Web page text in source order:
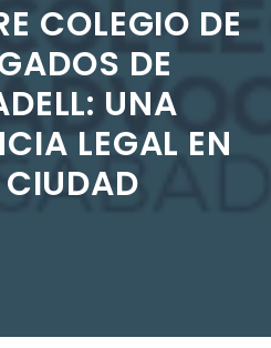
COLEGIO DE
DE
UNA
LEGAL EN
CIUDAD